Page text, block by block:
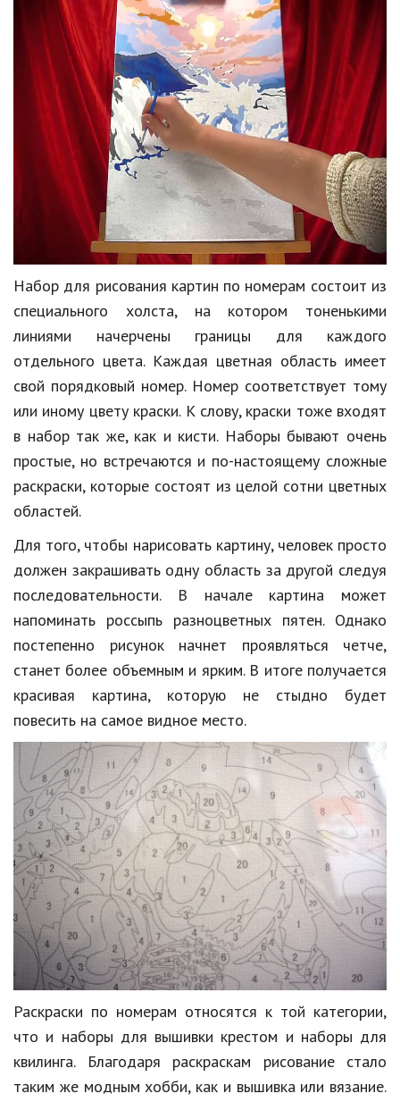
Недвижимость
Спорт и фитнес
Психология и отношения
Творчество и рукоделие
Разное
Работа и бизнес
Животные
Еда и напитки
Праздники и подарки
Кинематограф
Домашние животные
Семья и дети
Путешествия
Строительство
Культура и общество
Мода и стиль
Бизнес
Хобби и развлечения
Финансы
Юриспруденция
Природа
Образование
Наука и технологии
Набор для рисования картин по номерам состоит из
специального холста, на котором тоненькими
линиями начерчены границы для каждого
отдельного цвета. Каждая цветная область имеет
свой порядковый номер. Номер соответствует тому
или иному цвету краски. К слову, краски тоже входят
в набор так же, как и кисти. Наборы бывают очень
простые, но встречаются и по-настоящему сложные
раскраски, которые состоят из целой сотни цветных
областей.
Для того, чтобы нарисовать картину, человек просто
должен закрашивать одну область за другой следуя
последовательности. В начале картина может
напоминать россыпь разноцветных пятен. Однако
постепенно рисунок начнет проявляться четче,
станет более объемным и ярким. В итоге получается
красивая картина, которую не стыдно будет
повесить на самое видное место.
Раскраски по номерам относятся к той категории,
что и наборы для вышивки крестом и наборы для
квилинга. Благодаря раскраскам рисование стало
таким же модным хобби, как и вышивка или вязание.